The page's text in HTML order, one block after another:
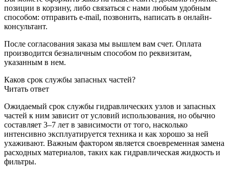
позиции в корзину, либо связаться с нами любым удобным
способом: отправить e-mail, позвонить, написать в онлайн-
консультант.
После согласования заказа мы вышлем вам счет. Оплата
производится безналичным способом по реквизитам,
указанным в нем.
Каков срок службы запасных частей?
Читать ответ
Ожидаемый срок службы гидравлических узлов и запасных
частей к ним зависит от условий использования, но обычно
составляет 3–7 лет в зависимости от того, насколько
интенсивно эксплуатируется техника и как хорошо за ней
ухаживают. Важным фактором является своевременная замена
расходных материалов, таких как гидравлическая жидкость и
фильтры.